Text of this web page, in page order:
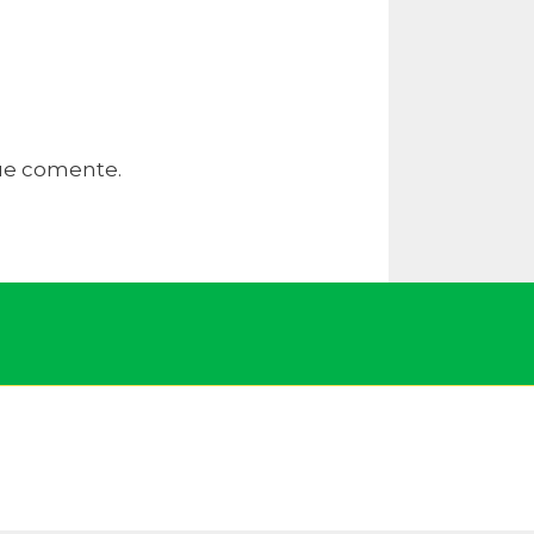
comente.